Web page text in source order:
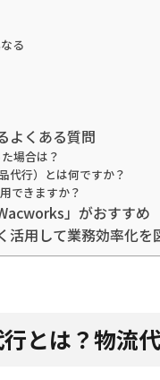
る
よくある質問
場合は？
代行）とは何ですか？
できますか？
」がおすすめ
用して業務効率化を
とは？物流